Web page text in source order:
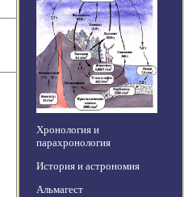
Хронология и
парахронология
История и астрономия
Альмагест